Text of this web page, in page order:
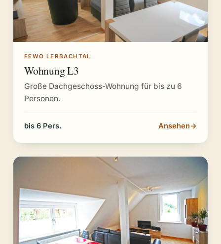
FEWO LERBACHTAL
Wohnung L3
Große Dachgeschoss-Wohnung für bis zu 6
Personen.
bis 6 Pers. Ansehen→